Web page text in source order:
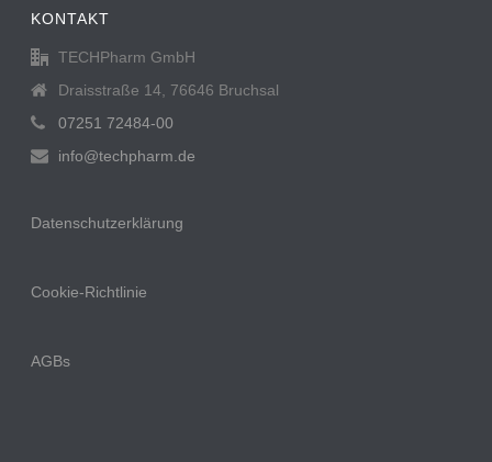
KONTAKT
TECHPharm GmbH
Draisstraße 14, 76646 Bruchsal
07251 72484-00
info@techpharm.de
Datenschutzerklärung
Cookie-Richtlinie
AGBs